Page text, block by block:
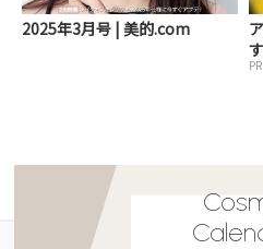
2025年3月号 | 美的.com